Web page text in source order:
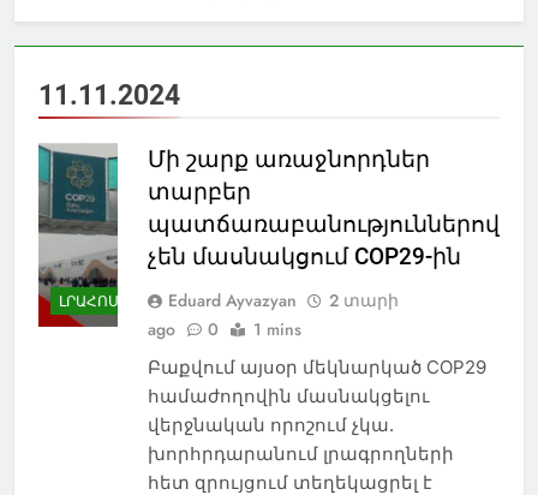
11.11.2024
ԼՐԱՀՈՍ
Մի շարք առաջնորդներ
տարբեր
պատճառաբանություններով
չեն մասնակցում COP29-ին
Eduard Ayvazyan
2 տարի
ago
0 1 mins
Բաքվում այսօր մեկնարկած COP29
համաժողովին մասնակցելու
վերջնական որոշում չկա.
խորհրդարանում լրագրողների
հետ զրույցում տեղեկացրել է